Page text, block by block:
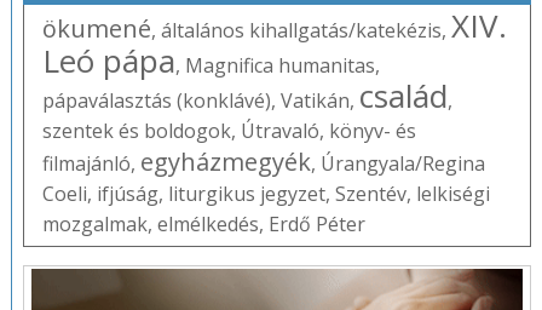
ökumené, általános kihallgatás/katekézis, XIV.
Leó pápa, Magnifica humanitas,
pápaválasztás (konklávé), Vatikán, család,
szentek és boldogok, Útravaló, könyv- és
filmajánló, egyházmegyék, Úrangyala/Regina
Coeli, ifjúság, liturgikus jegyzet, Szentév, lelkiségi
mozgalmak, elmélkedés, Erdő Péter